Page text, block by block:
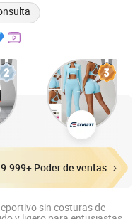
9.999+ Poder de ventas
sin costuras de